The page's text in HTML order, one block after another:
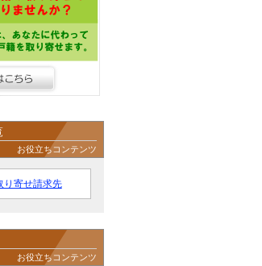
お役立ちコンテンツ
り寄せ請求先
お役立ちコンテンツ